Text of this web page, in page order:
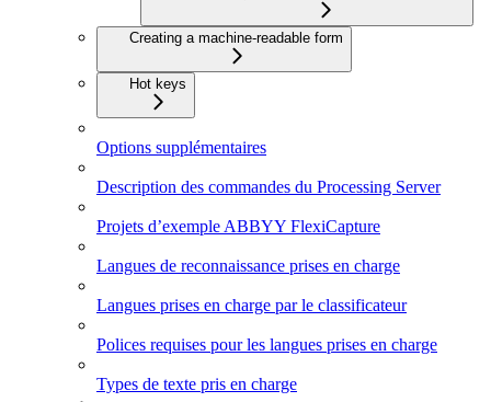
Creating a machine-readable form
Hot keys
Options supplémentaires
Description des commandes du Processing Server
Projets d’exemple ABBYY FlexiCapture
Langues de reconnaissance prises en charge
Langues prises en charge par le classificateur
Polices requises pour les langues prises en charge
Types de texte pris en charge